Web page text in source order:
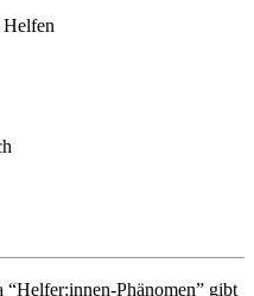
Helfen
Phänomen” gibt